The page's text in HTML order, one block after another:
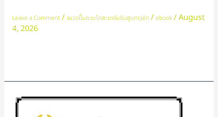
Leave a Comment / ໝວດປື້ມຄະນະໂຄສະນາອົບຮົມສູນກາງພັກ/ ebook/August
4, 2026
ຄູ່ມື